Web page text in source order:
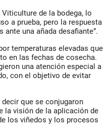
de la bodega, lo
a prueba, pero la respuesta
una añada desafiante”.
temperaturas elevadas que
en las fechas de cosecha.
una atención especial a
con el objetivo de evitar
decir que se conjugaron
la visión de la aplicación de
los viñedos y los procesos